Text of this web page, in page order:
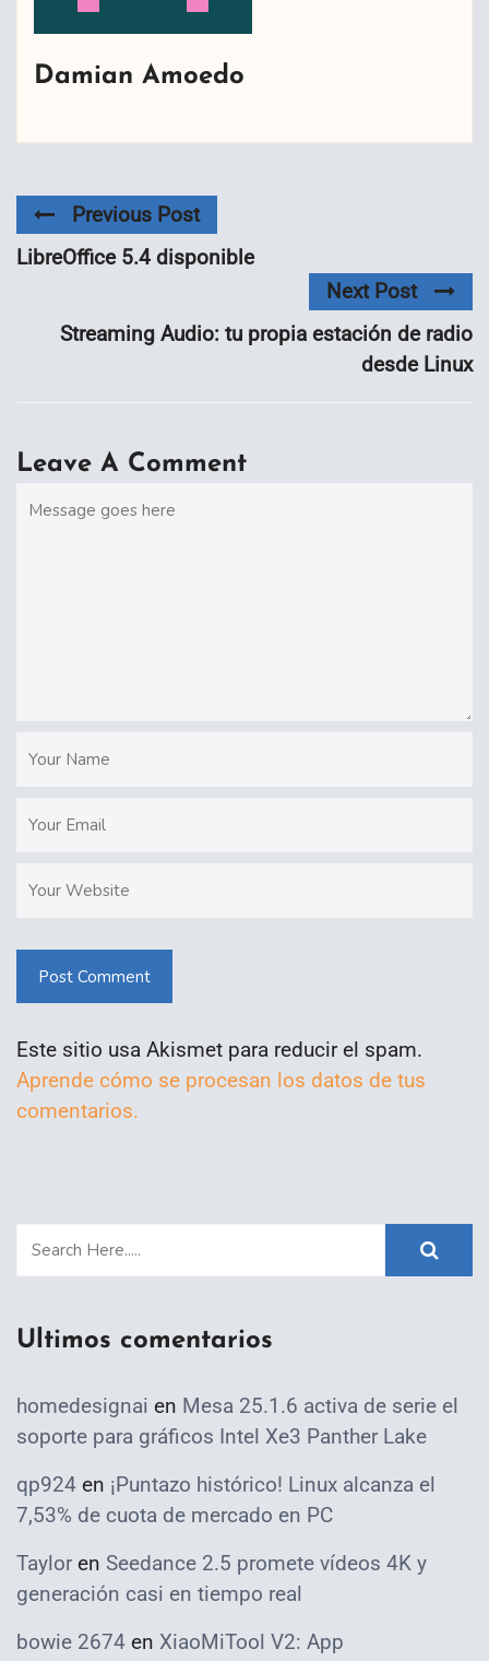
Damian Amoedo
Previous Post
LibreOffice 5.4 disponible
Next Post
Streaming Audio: tu propia estación de radio
desde Linux
Leave A Comment
Post Comment
Este sitio usa Akismet para reducir el spam.
Aprende cómo se procesan los datos de tus
comentarios.
Ultimos comentarios
homedesignai en Mesa 25.1.6 activa de serie el
soporte para gráficos Intel Xe3 Panther Lake
qp924 en ¡Puntazo histórico! Linux alcanza el
7,53% de cuota de mercado en PC
Taylor en Seedance 2.5 promete vídeos 4K y
generación casi en tiempo real
bowie 2674 en XiaoMiTool V2: App